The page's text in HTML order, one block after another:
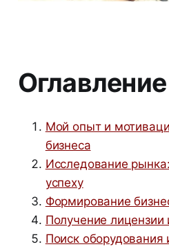
Оглавление
Мой опыт и
бизнеса
Исследование
успеху
Формирование
Получение лицензии
Поиск оборудования